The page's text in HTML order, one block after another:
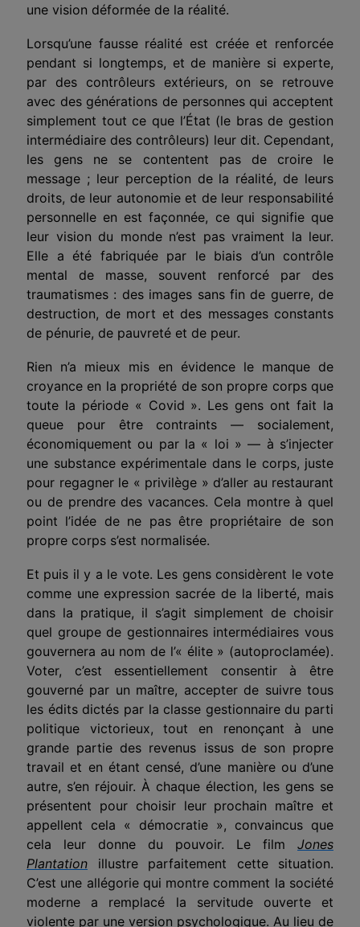
une vision déformée de la réalité.
Lorsqu’une fausse réalité est créée et renforcée
pendant si longtemps, et de manière si experte,
par des contrôleurs extérieurs, on se retrouve
avec des générations de personnes qui acceptent
simplement tout ce que l’État (le bras de gestion
intermédiaire des contrôleurs) leur dit. Cependant,
les gens ne se contentent pas de croire le
message ; leur perception de la réalité, de leurs
droits, de leur autonomie et de leur responsabilité
personnelle en est façonnée, ce qui signifie que
leur vision du monde n’est pas vraiment la leur.
Elle a été fabriquéepar le biais d’un contrôle
mental de masse, souvent renforcé par des
traumatismes : des images sans fin de guerre, de
destruction, de mort et des messages constants
de pénurie, de pauvreté et de peur.
Rien n’a mieux mis en évidence le manque de
croyance en la propriété de son propre corps que
toute la période « Covid ». Les gens ont fait la
queue pour être contraints — socialement,
économiquement ou par la « loi » — à s’injecter
une substance expérimentale dans le corps, juste
pour regagner le « privilège » d’aller au restaurant
ou de prendre des vacances. Cela montre à quel
point l’idée de ne pas être propriétaire de son
propre corps s’est normalisée.
Et puis il y a le vote. Les gens considèrent le vote
comme une expression sacrée de la liberté, mais
dans la pratique, il s’agit simplement de choisir
quel groupe de gestionnairesintermédiaires vous
gouvernera au nom de l’« élite » (autoproclamée).
Voter, c’est essentiellement consentir à être
gouverné par un maître, accepter de suivre tous
les édits dictés par la classe gestionnairedu parti
politique victorieux, tout en renonçant à une
grande partie des revenus issus de son propre
travail et en étant censé, d’une manière ou d’une
autre, s’en réjouir. À chaque élection, les gens se
présentent pour choisir leur prochain maître et
appellent cela « démocratie », convaincus que
cela leur donne du pouvoir. Le film Jones
Plantation illustre parfaitement cette situation.
C’est une allégorie qui montre comment la société
moderne a remplacé la servitude ouverte et
violente par une version psychologique. Au lieu de